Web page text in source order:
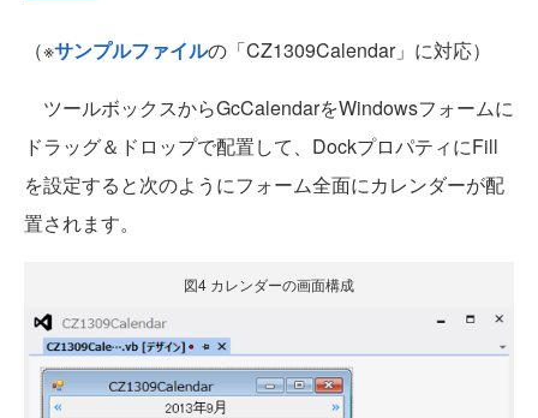
（※サンプルファイルの「CZ1309Calendar」に対応）
ツールボックスからGcCalendarをWindowsフォームに
ドラッグ＆ドロップで配置して、DockプロパティにFill
を設定すると次のようにフォーム全面にカレンダーが配
置されます。
図4 カレンダーの画面構成